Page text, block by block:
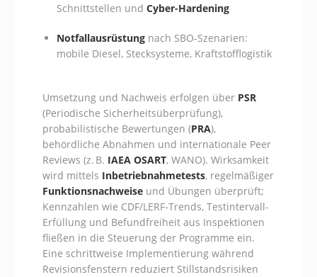
Schnittstellen und Cyber-Hardening
Notfallausrüstung nach SBO-Szenarien:
mobile Diesel, Stecksysteme, Kraftstofflogistik
Umsetzung und Nachweis erfolgen über PSR
(Periodische Sicherheitsüberprüfung),
probabilistische Bewertungen (PRA),
behördliche Abnahmen und internationale Peer
Reviews (z. B. IAEA OSART, WANO). Wirksamkeit
wird mittels Inbetriebnahmetests, regelmäßiger
Funktionsnachweise und Übungen überprüft;
Kennzahlen wie CDF/LERF-Trends, Testintervall-
Erfüllung und Befundfreiheit aus Inspektionen
fließen in die Steuerung der Programme ein.
Eine schrittweise Implementierung während
Revisionsfenstern reduziert Stillstandsrisiken